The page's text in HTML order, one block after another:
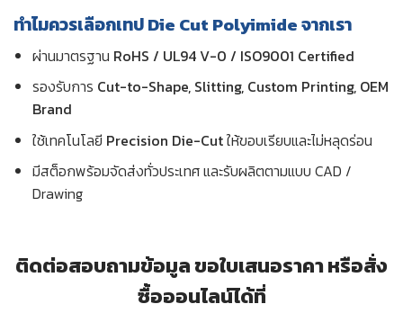
ทำไมควรเลือกเทป Die Cut Polyimide จากเรา
ผ่านมาตรฐาน RoHS / UL94 V-0 / ISO9001 Certified
รองรับการ Cut-to-Shape, Slitting, Custom Printing, OEM
Brand
ใช้เทคโนโลยี Precision Die-Cutให้ขอบเรียบและไม่หลุดร่อน
มีสต็อกพร้อมจัดส่งทั่วประเทศ และรับผลิตตามแบบ CAD /
Drawing
ติดต่อสอบถามข้อมูล ขอใบเสนอราคา หรือสั่ง
ซื้อออนไลน์ได้ที่